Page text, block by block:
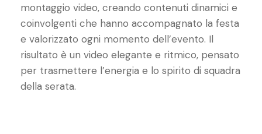
montaggio video, creando contenuti dinamici e
coinvolgenti che hanno accompagnato la festa
e valorizzato ogni momento dell’evento. Il
risultato è un video elegante e ritmico, pensato
per trasmettere l’energia e lo spirito di squadra
della serata.